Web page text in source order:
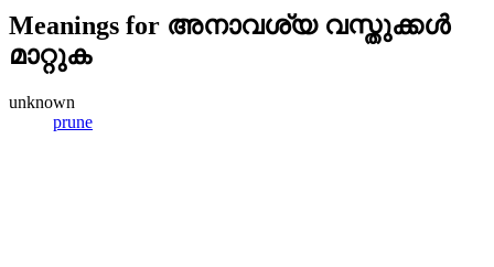
Meanings for അനാവശ്യ വസ്തുക്കള്‍
മാറ്റുക
unknown
prune